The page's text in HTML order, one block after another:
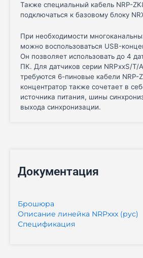
Также специальный кабель NRP-
подключаться к базовому блоку
При необходимости
можно воспользоваться USB-
Он позволяет использовать до 4
ПК. Для датчиков серии NRPxxS/T/
требуются 6-пиновые кабели NRP-
концентратор также сочетает в
источника питания, шины
выхода синхронизации.
Документация
Брошюра
Описание линейка NRPxxx (рус)
Спецификация